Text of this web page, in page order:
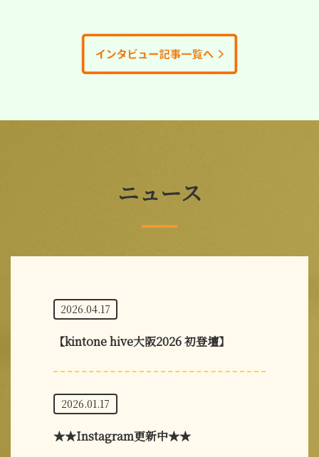
ニュース
2026.04.17
【kintone hive大阪2026 初登壇】
2026.01.17
★★Instagram更新中★★